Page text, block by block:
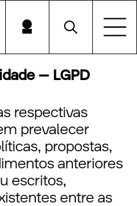
– LGPD
respectivas
prevalecer
propostas,
anteriores
escritos,
entre as